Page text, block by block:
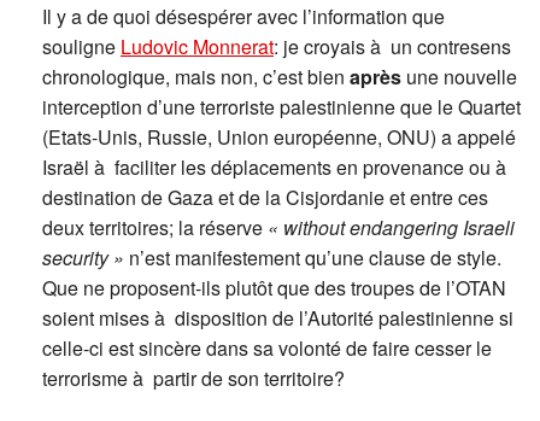
Il y a de quoi désespérer avec l’information que
souligne Ludovic Monnerat: je croyais à un contresens
chronologique, mais non, c’est bien après une nouvelle
interception d’une terroriste palestinienne que le Quartet
(Etats-Unis, Russie, Union européenne, ONU) a appelé
Israël à faciliter les déplacements en provenance ou à
destination de Gaza et de la Cisjordanie et entre ces
deux territoires; la réserve « without endangering Israeli
security » n’est manifestement qu’une clause de style.
Que ne proposent-ils plutôt que des troupes de l’OTAN
soient mises à disposition de l’Autorité palestinienne si
celle-ci est sincère dans sa volonté de faire cesser le
terrorisme à partir de son territoire?